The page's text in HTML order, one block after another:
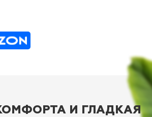
И ГЛАДКАЯ